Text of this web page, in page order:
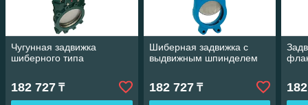
Чугунная задвижка
шиберного типа
182 727 ₸
Шиберная задвижка с
выдвижным шпинделем
182 727₸